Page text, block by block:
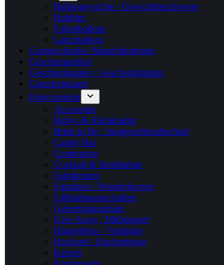
Ballongewichte / Gewichtbeschwerer
Bubbles
Folienballons
Latexballons
Gastgeschenke /Mandelbonbons
Geschenkartikel
Geschenkpapier / Geschenkbänder
Gutscheinkarte
Partyzubehör
Accesories
Babys & Kleinkinder
Bride to Be / Junggesellenabschied
Candy Bar
Centerprice
Cocktail & Strohhalme
Farbthemen
Fontänen / Wunderkerzen
Fußballmannschaften
Geburtstagszahlen
Give Away / Mitbringsel
Hängedeko / Vorhänge
Hochzeit / Hochzeitstag
Kerzen